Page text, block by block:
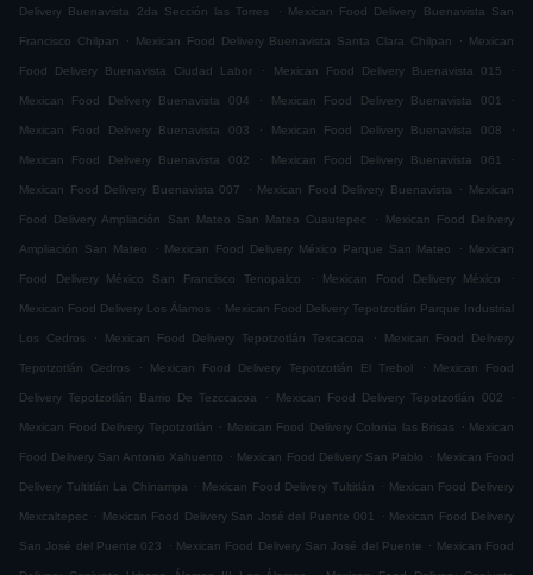
Delivery Buenavista 2da Sección las Torres . Mexican Food Delivery Buenavista San
Francisco Chilpan . Mexican Food Delivery Buenavista Santa Clara Chilpan . Mexican
Food Delivery Buenavista Ciudad Labor . Mexican Food Delivery Buenavista 015 .
Mexican Food Delivery Buenavista 004 . Mexican Food Delivery Buenavista 001 .
Mexican Food Delivery Buenavista 003 . Mexican Food Delivery Buenavista 008 .
Mexican Food Delivery Buenavista 002 . Mexican Food Delivery Buenavista 061 .
Mexican Food Delivery Buenavista 007 . Mexican Food Delivery Buenavista . Mexican
Food Delivery Ampliación San Mateo San Mateo Cuautepec . Mexican Food Delivery
Ampliación San Mateo . Mexican Food Delivery México Parque San Mateo . Mexican
Food Delivery México San Francisco Tenopalco . Mexican Food Delivery México .
Mexican Food Delivery Los Álamos . Mexican Food Delivery Tepotzotlán Parque Industrial
Los Cedros . Mexican Food Delivery Tepotzotlán Texcacoa . Mexican Food Delivery
Tepotzotlán Cedros . Mexican Food Delivery Tepotzotlán El Trebol . Mexican Food
Delivery Tepotzotlán Barrio De Tezccacoa . Mexican Food Delivery Tepotzotlán 002 .
Mexican Food Delivery Tepotzotlán . Mexican Food Delivery Colonia las Brisas . Mexican
Food Delivery San Antonio Xahuento . Mexican Food Delivery San Pablo . Mexican Food
Delivery Tultitlán La Chinampa . Mexican Food Delivery Tultitlán . Mexican Food Delivery
Mexcaltepec . Mexican Food Delivery San José del Puente 001 . Mexican Food Delivery
San José del Puente 023 . Mexican Food Delivery San José del Puente . Mexican Food
.